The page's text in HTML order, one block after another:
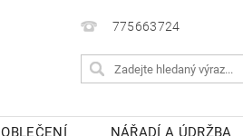
775663724
OBLEČENÍ NÁŘADÍ A ÚDRŽBA